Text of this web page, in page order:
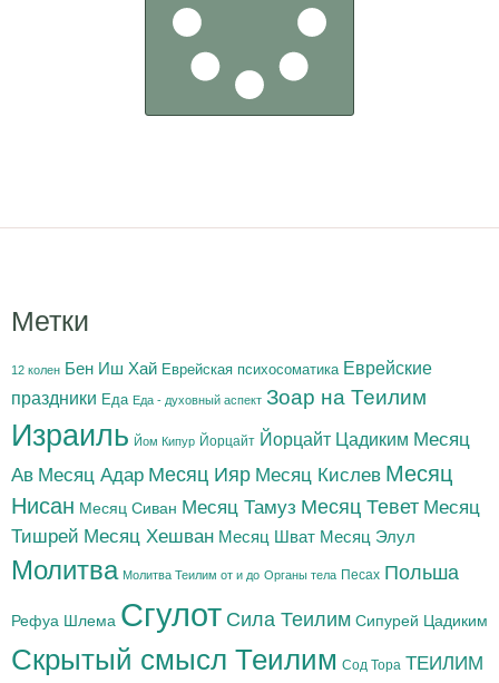
Метки
12 колен Бен Иш Хай Еврейская психосоматика Еврейские
праздники Еда Еда - духовный аспект Зоар на Теилим
Израиль Йом Кипур Йорцайт Йорцайт Цадиким Месяц
Ав Месяц Адар Месяц Ияр Месяц Кислев Месяц
Нисан Месяц Сиван Месяц Тамуз Месяц Тевет Месяц
Тишрей Месяц Хешван Месяц Шват Месяц Элул
Молитва Молитва Теилим от и до Органы тела Песах Польша
Рефуа Шлема Сгулот Сила Теилим Сипурей Цадиким
Скрытый смысл Теилим Сод Тора ТЕИЛИМ